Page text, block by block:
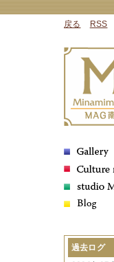
戻る RSS
過去ログ